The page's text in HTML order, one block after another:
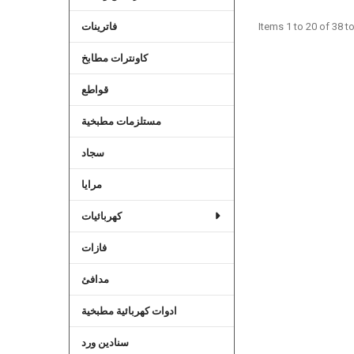
فاترينات
كاونترات مطابخ
قواطع
مستلزمات مطبخية
سجاد
مرايا
كهربائيات
فازات
مدافئ
ادوات كهربائية مطبخية
سنادين ورد
Items 1 to 20 of 38